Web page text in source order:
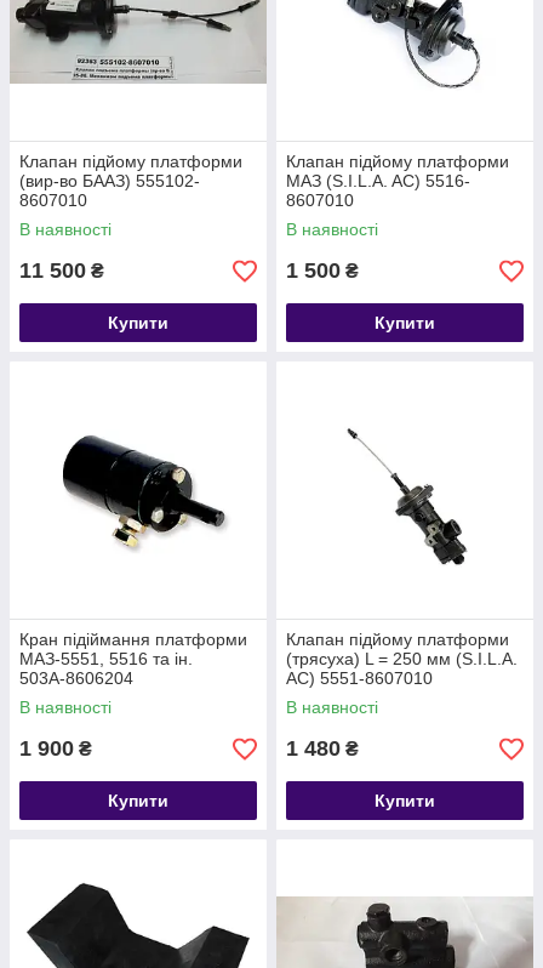
Клапан підйому платформи
(вир-во БААЗ) 555102-
8607010
В наявності
11 500 ₴
Купити
Клапан підйому платформи
МАЗ (S.I.L.A. AC) 5516-
8607010
В наявності
1 500 ₴
Купити
Кран підіймання платформи
МАЗ-5551, 5516 та ін.
503А-8606204
В наявності
1 900 ₴
Купити
Клапан підйому платформи
(трясуха) L = 250 мм (S.I.L.A.
AC) 5551-8607010
В наявності
1 480 ₴
Купити